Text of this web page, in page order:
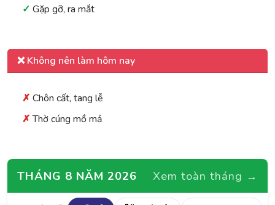
Gặp gỡ, ra mắt
❌ Không nên làm hôm nay
Chôn cất, tang lễ
Thờ cúng mồ mả
THÁNG 8 NĂM 2026 Xem toàn tháng →